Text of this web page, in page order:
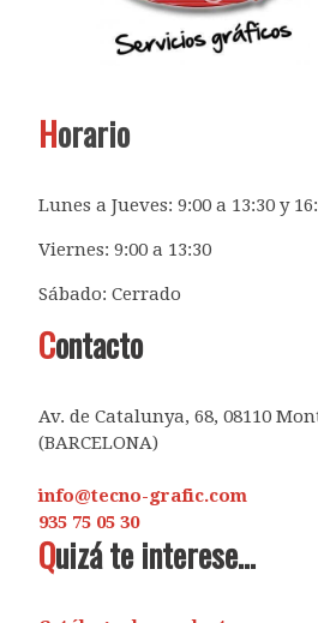
Horario
Lunes a Jueves: 9:00 a 13:30 y
Viernes: 9:00 a 13:30
Sábado: Cerrado
Contacto
Av. de Catalunya, 68, 08110
(BARCELONA)
info@tecno-grafic.com
935 75 05 30
Quizá te interese...